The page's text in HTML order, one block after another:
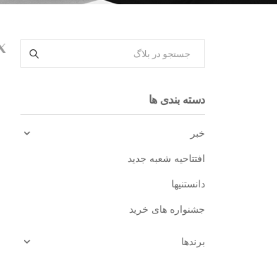
دسته بندی ها
خبر
افتتاحیه شعبه جدید
دانستنیها
جشنواره های خرید
برندها